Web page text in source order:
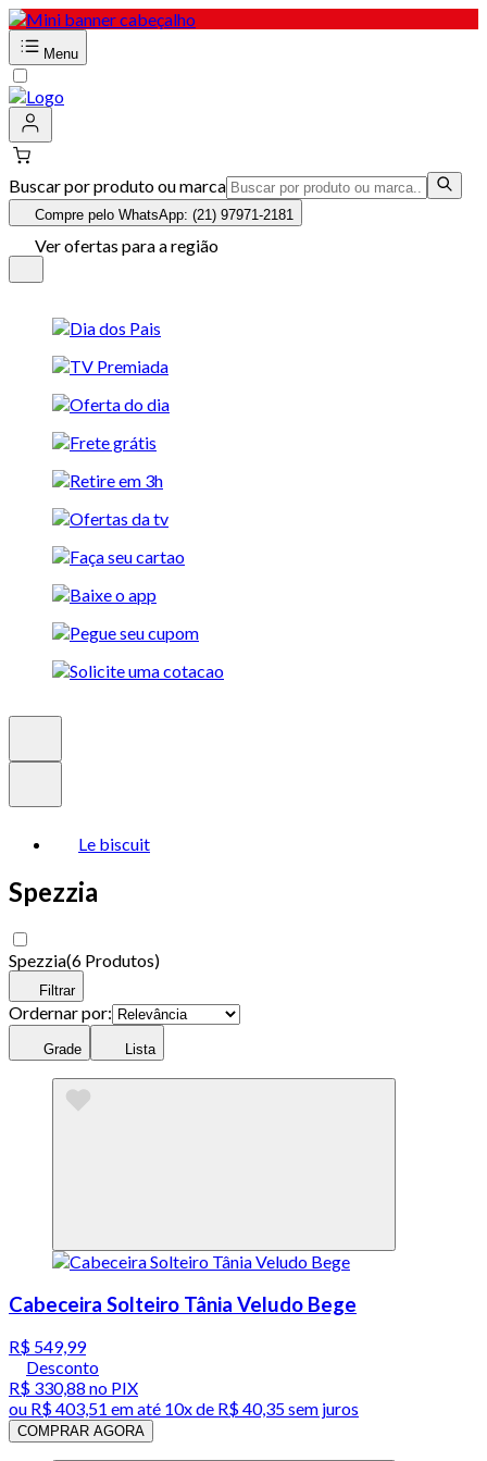
Menu
Buscar por produto ou marca
Compre pelo WhatsApp: (21) 97971-2181
Ver ofertas para a região
Le biscuit
Spezzia
Spezzia(6 Produtos)
Filtrar
Ordernar por:
Grade Lista
Cabeceira Solteiro Tânia Veludo Bege
R$ 549,99
Desconto
R$ 330,88 no PIX
ou R$ 403,51 em até 10x de R$ 40,35 sem juros
COMPRAR AGORA